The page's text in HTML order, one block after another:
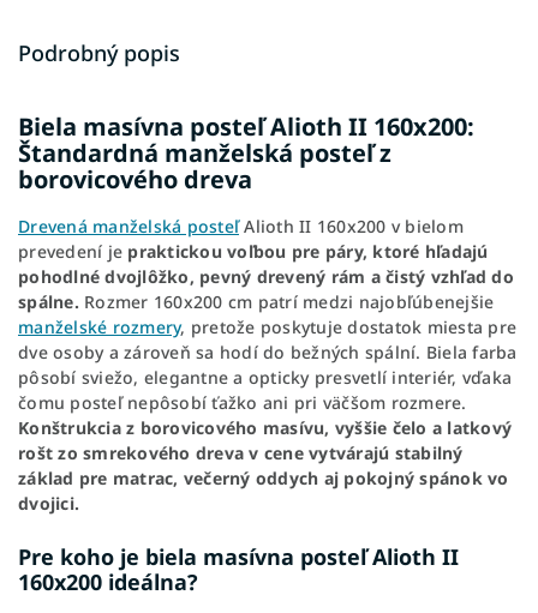
Podrobný popis
Biela masívna posteľ Alioth II 160x200:
Štandardná manželská posteľ z
borovicového dreva
Drevená manželská posteľAlioth II 160x200 v bielom
prevedení je praktickou voľbou pre páry, ktoré hľadajú
pohodlné dvojlôžko, pevný drevený rám a čistý vzhľad do
spálne. Rozmer 160x200 cm patrí medzi najobľúbenejšie
manželské rozmery, pretože poskytuje dostatok miesta pre
dve osoby a zároveň sa hodí do bežných spální. Biela farba
pôsobí sviežo, elegantne a opticky presvetlí interiér, vďaka
čomu posteľ nepôsobí ťažko ani pri väčšom rozmere.
Konštrukcia z borovicového masívu, vyššie čelo a latkový
rošt zo smrekového dreva v cene vytvárajú stabilný
základ pre matrac, večerný oddych aj pokojný spánok vo
dvojici.
Pre koho je biela masívna posteľ Alioth II
160x200 ideálna?